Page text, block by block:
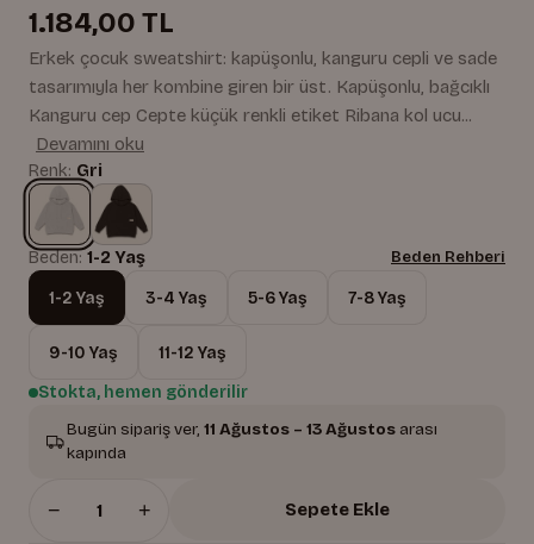
1.184,00 TL
Erkek çocuk sweatshirt: kapüşonlu, kanguru cepli ve sade
tasarımıyla her kombine giren bir üst. Kapüşonlu, bağcıklı
Kanguru cep Cepte küçük renkli etiket Ribana kol ucu...
Devamını oku
Renk: Gri
Beden: 1-2 Yaş Beden Rehberi
1-2 Yaş 3-4 Yaş 5-6 Yaş 7-8 Yaş
9-10 Yaş
11-12 Yaş
Stokta, hemen gönderilir
Bugün sipariş ver, 11 Ağustos – 13 Ağustos arası
kapında
− + Sepete Ekle